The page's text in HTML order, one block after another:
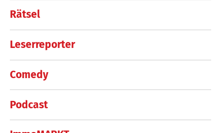
Rätsel
Leserreporter
Comedy
Podcast